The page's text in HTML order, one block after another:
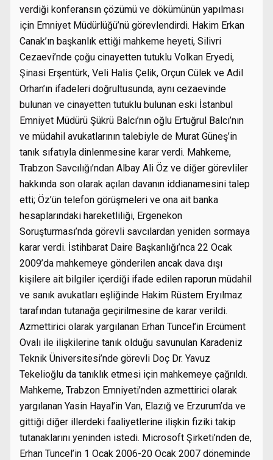
verdiği konferansın çözümü ve dökümünün yapılması
için Emniyet Müdürlüğü’nü görevlendirdi. Hakim Erkan
Canak’ın başkanlık ettiği mahkeme heyeti, Silivri
Cezaevi’nde çoğu cinayetten tutuklu Volkan Eryedi,
Şinasi Erşentürk, Veli Halis Çelik, Orçun Cülek ve Adil
Orhan’ın ifadeleri doğrultusunda, aynı cezaevinde
bulunan ve cinayetten tutuklu bulunan eski İstanbul
Emniyet Müdürü Şükrü Balcı’nın oğlu Ertuğrul Balcı’nın
ve müdahil avukatlarının talebiyle de Murat Güneş’in
tanık sıfatıyla dinlenmesine karar verdi. Mahkeme,
Trabzon Savcılığı’ndan Albay Ali Öz ve diğer görevliler
hakkında son olarak açılan davanın iddianamesini talep
etti; Öz’ün telefon görüşmeleri ve ona ait banka
hesaplarındaki hareketliliği, Ergenekon
Soruşturması’nda görevli savcılardan yeniden sormaya
karar verdi. İstihbarat Daire Başkanlığı’nca 22 Ocak
2009’da mahkemeye gönderilen ancak dava dışı
kişilere ait bilgiler içerdiği ifade edilen raporun müdahil
ve sanık avukatları eşliğinde Hakim Rüstem Eryılmaz
tarafından tutanağa geçirilmesine de karar verildi.
Azmettirici olarak yargılanan Erhan Tuncel’in Ercüment
Ovalı ile ilişkilerine tanık olduğu savunulan Karadeniz
Teknik Üniversitesi’nde görevli Doç Dr. Yavuz
Tekelioğlu da tanıklık etmesi için mahkemeye çağrıldı.
Mahkeme, Trabzon Emniyeti’nden azmettirici olarak
yargılanan Yasin Hayal’in Van, Elazığ ve Erzurum’da ve
gittiği diğer illerdeki faaliyetlerine ilişkin fiziki takip
tutanaklarını yeninden istedi. Microsoft Şirketi’nden de,
Erhan Tuncel’in 1 Ocak 2006-20 Ocak 2007 döneminde